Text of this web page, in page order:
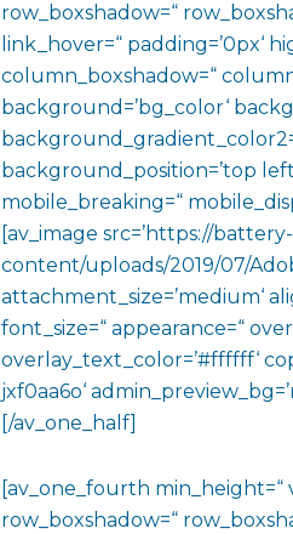
row_boxshadow=“
link_hover=“ padding=’0px‘
column_boxshadow=“
background=’bg_color‘
background_position=’top
mobile_breaking=“
[av_image src=’https://
content/uploads/2019/07/
attachment_size=’medium‘
font_size=“ appearance=“
overlay_text_color=’#ffffff‘
jxf0aa6o‘
[/av_one_half]
[av_one_fourth min_height=“
row_boxshadow=“